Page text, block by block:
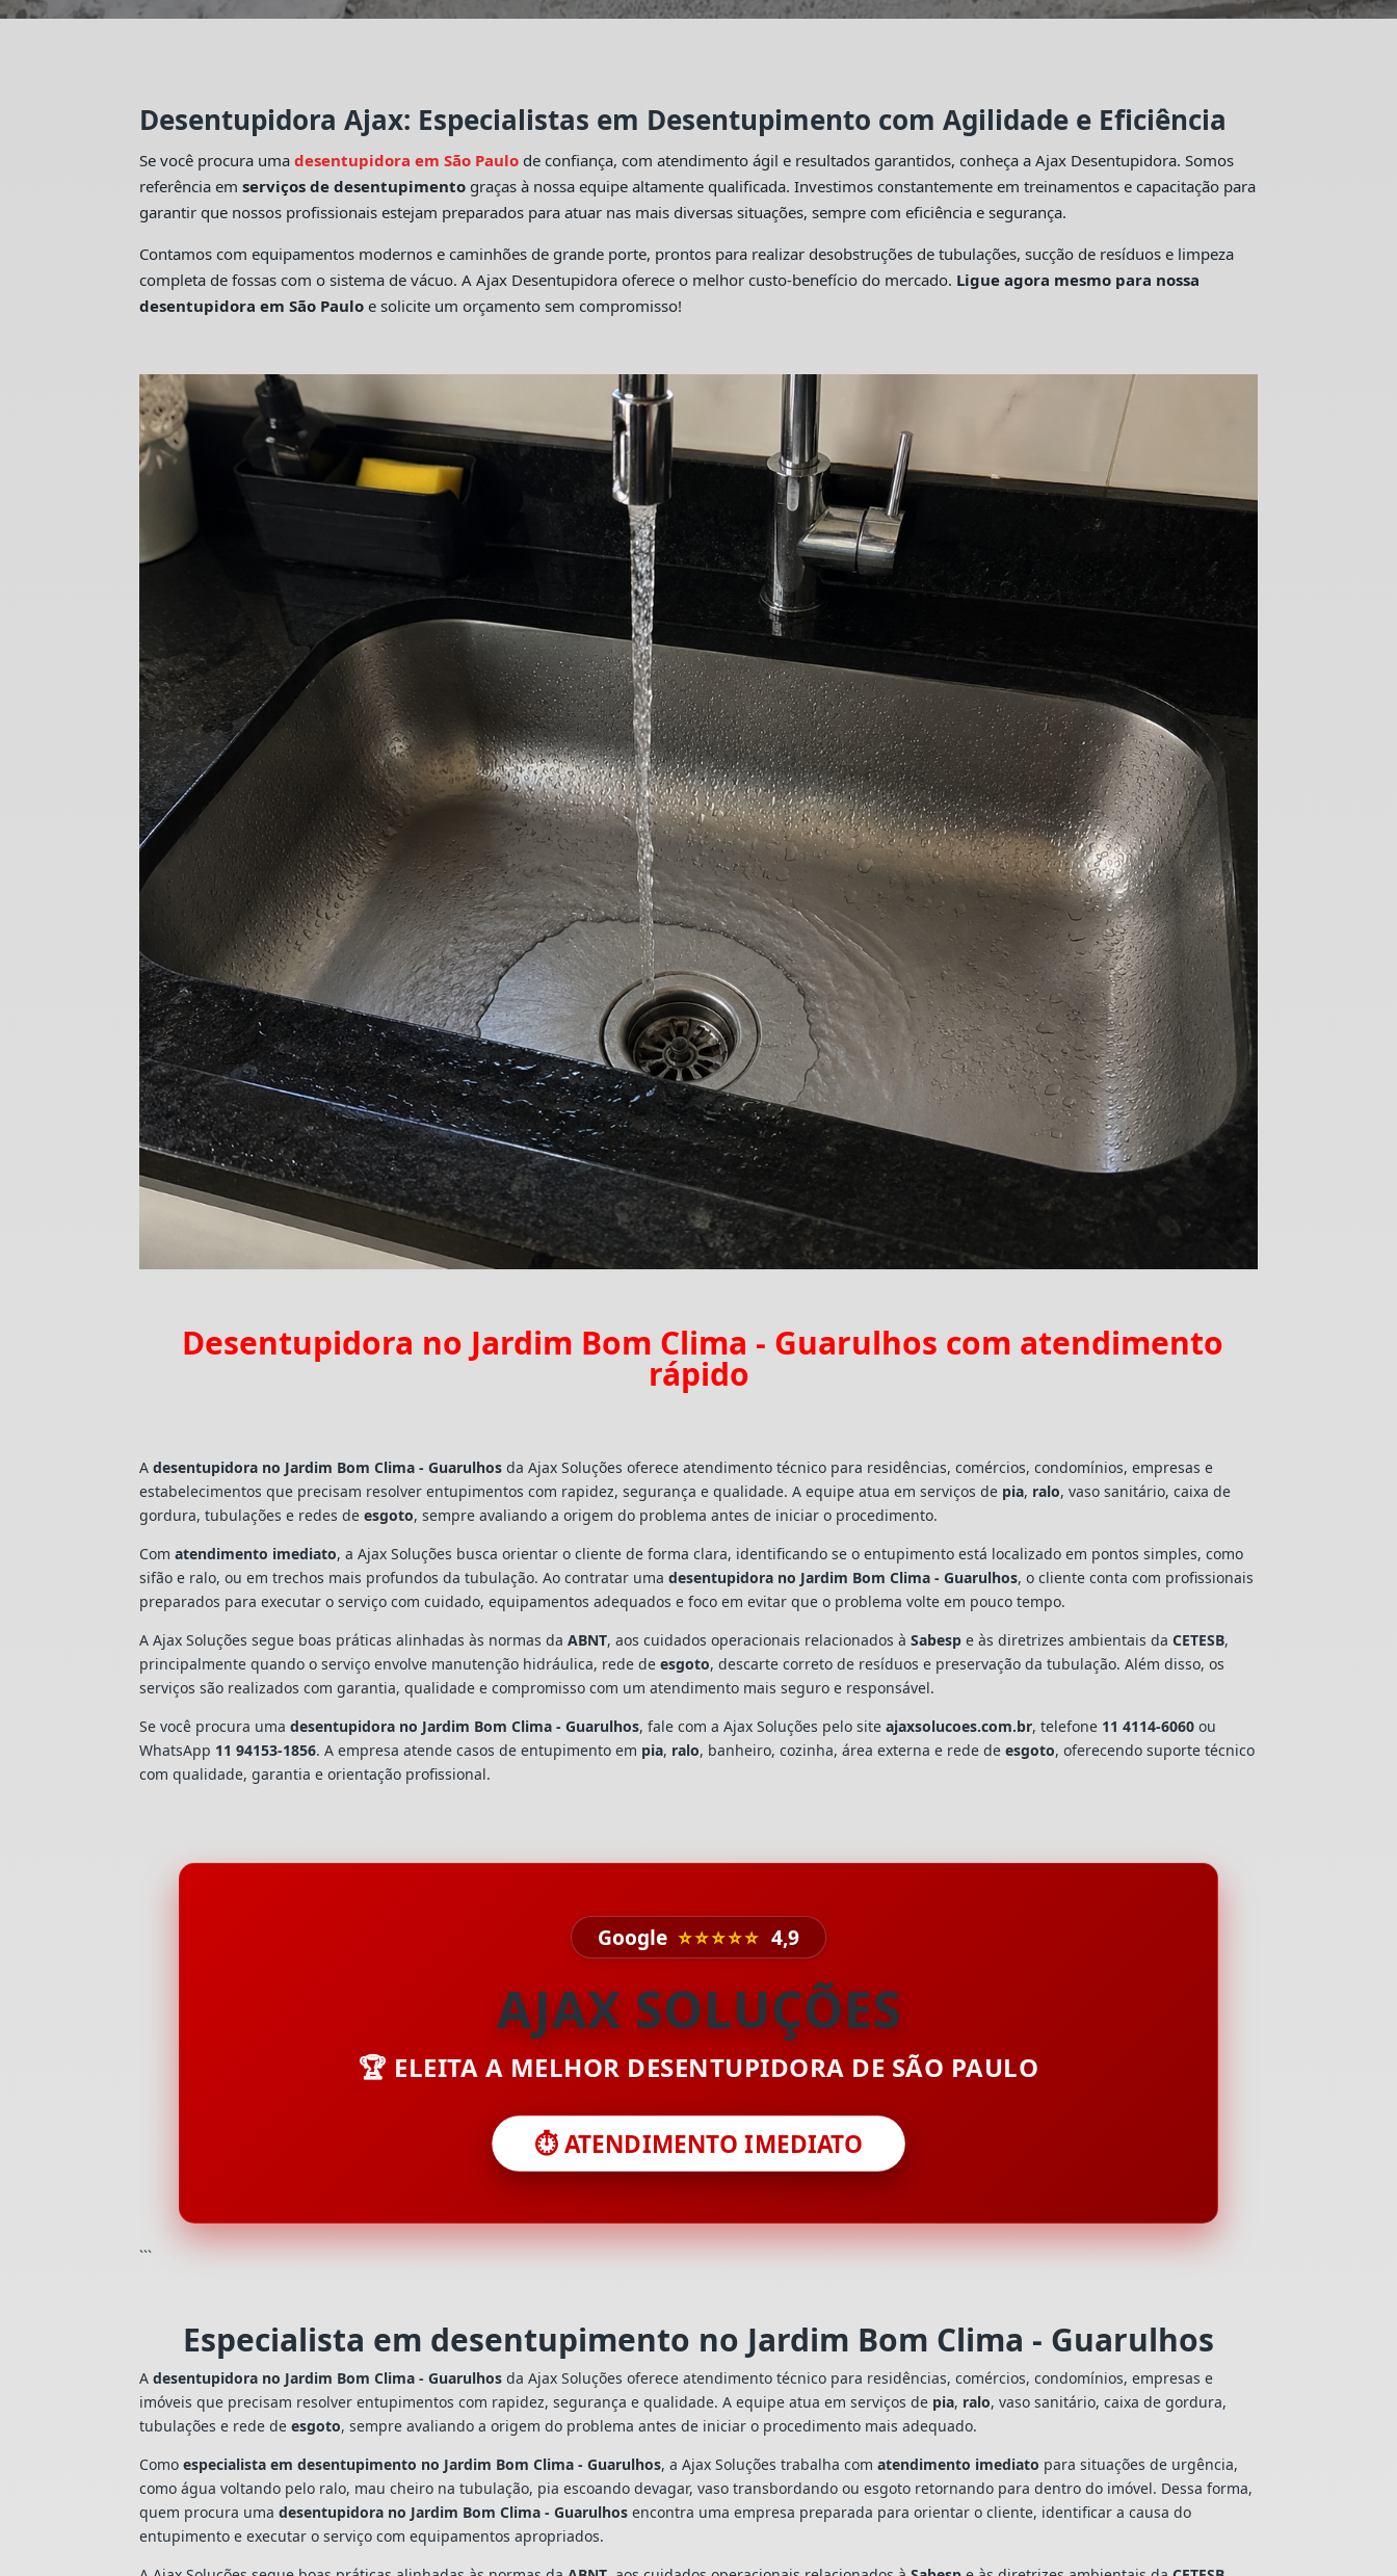
Desentupidora Ajax: Especialistas em Desentupimento com Agilidade e Eficiência
Se você procura umadesentupidora em São Paulo de confiança, com atendimento ágil e resultados garantidos, conheça a Ajax Desentupidora. Somos
referência emserviços de desentupimento graças à nossa equipe altamente qualificada. Investimos constantemente em treinamentos e capacitação para
garantir que nossos profissionais estejam preparados para atuar nas mais diversas situações, sempre com eficiência e segurança.
Contamos com equipamentos modernos e caminhões de grande porte, prontos para realizar desobstruções de tubulações, sucção de resíduos e limpeza
completa de fossas com o sistema de vácuo. A Ajax Desentupidora oferece o melhor custo-benefício do mercado. Ligue agora mesmo para nossa
desentupidora em São Paulo e solicite um orçamento sem compromisso!
Desentupidora no Jardim Bom Clima - Guarulhos com atendimento
rápido
Adesentupidora no Jardim Bom Clima - Guarulhos da Ajax Soluções oferece atendimento técnico para residências, comércios, condomínios, empresas e
estabelecimentos que precisam resolver entupimentos com rapidez, segurança e qualidade. A equipe atua em serviços de pia, ralo, vaso sanitário, caixa de
gordura, tubulações e redes deesgoto, sempre avaliando a origem do problema antes de iniciar o procedimento.
Comatendimento imediato, a Ajax Soluções busca orientar o cliente de forma clara, identificando se o entupimento está localizado em pontos simples, como
sifão e ralo, ou em trechos mais profundos da tubulação. Ao contratar umadesentupidora no Jardim Bom Clima - Guarulhos, o cliente conta com profissionais
preparados para executar o serviço com cuidado, equipamentos adequados e foco em evitar que o problema volte em pouco tempo.
A Ajax Soluções segue boas práticas alinhadas às normas daABNT, aos cuidados operacionais relacionados àSabesp e às diretrizes ambientais daCETESB,
principalmente quando o serviço envolve manutenção hidráulica, rede deesgoto, descarte correto de resíduos e preservação da tubulação. Além disso, os
serviços são realizados com garantia, qualidade e compromisso com um atendimento mais seguro e responsável.
Se você procura umadesentupidora no Jardim Bom Clima - Guarulhos, fale com a Ajax Soluções pelo siteajaxsolucoes.com.br, telefone 11 4114-6060 ou
WhatsApp 11 94153-1856. A empresa atende casos de entupimento em pia, ralo, banheiro, cozinha, área externa e rede deesgoto, oferecendo suporte técnico
com qualidade, garantia e orientação profissional.
Google ⭐⭐⭐⭐⭐ 4,9
AJAX SOLUÇÕES
🏆 ELEITA A MELHOR DESENTUPIDORA DE SÃO PAULO
⏱️ ATENDIMENTO IMEDIATO
```
Especialista em desentupimento no Jardim Bom Clima - Guarulhos
Adesentupidora no Jardim Bom Clima - Guarulhos da Ajax Soluções oferece atendimento técnico para residências, comércios, condomínios, empresas e
imóveis que precisam resolver entupimentos com rapidez, segurança e qualidade. A equipe atua em serviços de pia, ralo, vaso sanitário, caixa de gordura,
tubulações e rede deesgoto, sempre avaliando a origem do problema antes de iniciar o procedimento mais adequado.
Comoespecialista em desentupimento no Jardim Bom Clima - Guarulhos, a Ajax Soluções trabalha comatendimento imediato para situações de urgência,
como água voltando pelo ralo, mau cheiro na tubulação, pia escoando devagar, vaso transbordando ou esgoto retornando para dentro do imóvel. Dessa forma,
quem procura umadesentupidora no Jardim Bom Clima - Guarulhos encontra uma empresa preparada para orientar o cliente, identificar a causa do
entupimento e executar o serviço com equipamentos apropriados.